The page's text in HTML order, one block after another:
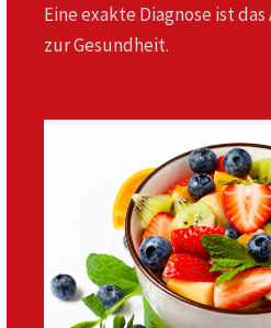
Eine exakte Diagnose ist
zur Gesundheit.